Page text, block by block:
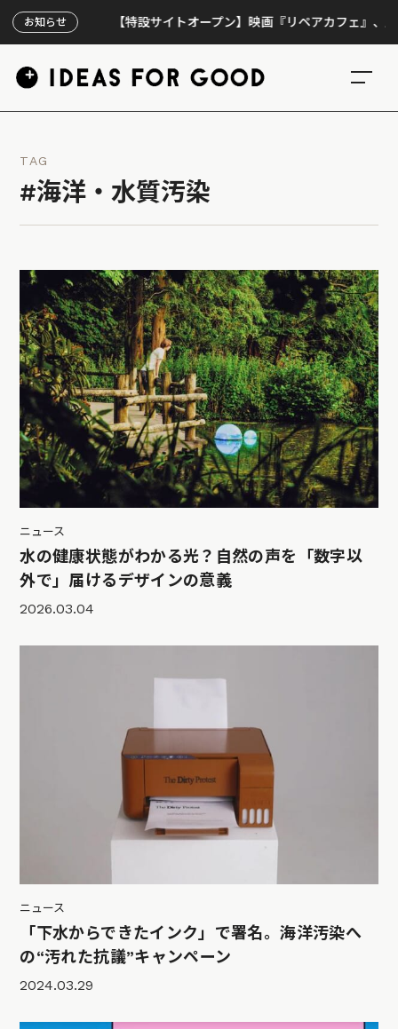
お知らせ【特設サイトオープン】映画『リペアカフェ』、上映300
TAG
#海洋・水質汚染
ニュース
水の健康状態がわかる光？自然の声を「数字以
外で」届けるデザインの意義
2026.03.04
ニュース
「下水からできたインク」で署名。海洋汚染へ
の“汚れた抗議”キャンペーン
2024.03.29